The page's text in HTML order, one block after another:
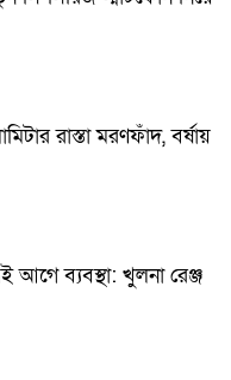
রাস্তা মরণফাঁদ, বর্ষায়
ব্যবস্থা: খুলনা রেঞ্জ